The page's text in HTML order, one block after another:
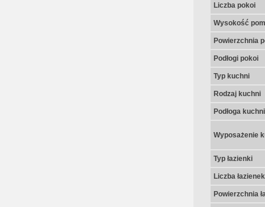
Liczba pokoi
Wysokość
Powierzchnia
Podłogi pokoi
Typ kuchni
Rodzaj kuchni
Podłoga kuchni
Wyposażenie
Typ łazienki
Liczba łazienek
Powierzchnia